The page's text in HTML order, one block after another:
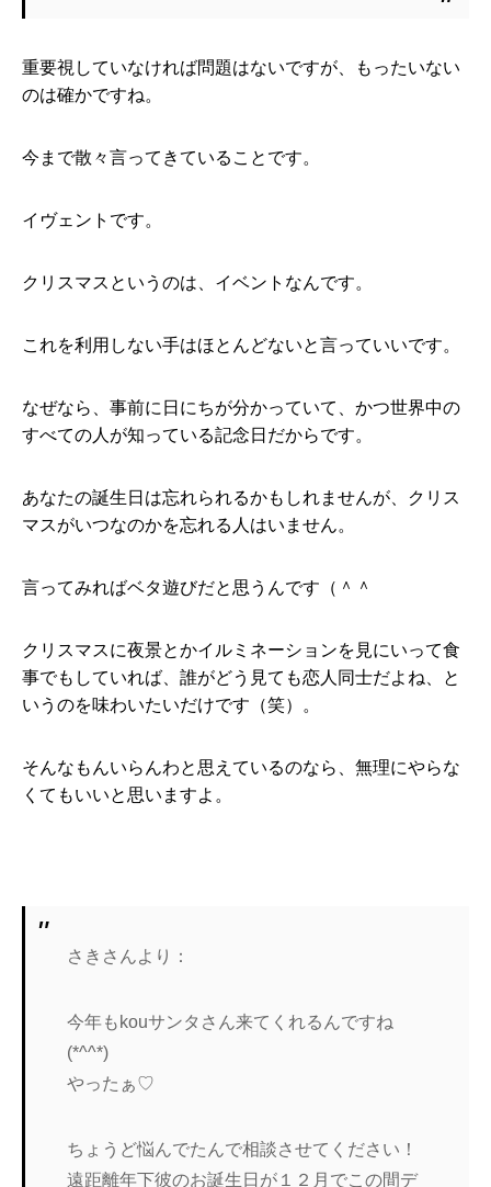
重要視していなければ問題はないですが、もったいない
のは確かですね。
今まで散々言ってきていることです。
イヴェントです。
クリスマスというのは、イベントなんです。
これを利用しない手はほとんどないと言っていいです。
なぜなら、事前に日にちが分かっていて、かつ世界中の
すべての人が知っている記念日だからです。
あなたの誕生日は忘れられるかもしれませんが、クリス
マスがいつなのかを忘れる人はいません。
言ってみればベタ遊びだと思うんです（＾＾
クリスマスに夜景とかイルミネーションを見にいって食
事でもしていれば、誰がどう見ても恋人同士だよね、と
いうのを味わいたいだけです（笑）。
そんなもんいらんわと思えているのなら、無理にやらな
くてもいいと思いますよ。
さきさんより：
今年もkouサンタさん来てくれるんですね
(*^^*)
やったぁ♡
ちょうど悩んでたんで相談させてください！
遠距離年下彼のお誕生日が１２月でこの間デ